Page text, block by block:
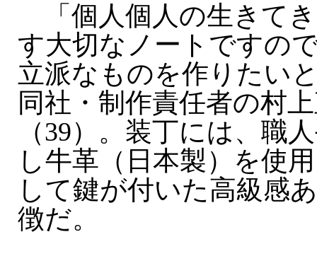
「個人個人の生きて
す大切なノートですの
立派なものを作りたい
同社・制作責任者の村
（39）。装丁には、職
し牛革（日本製）を使
して鍵が付いた高級感
徴だ。